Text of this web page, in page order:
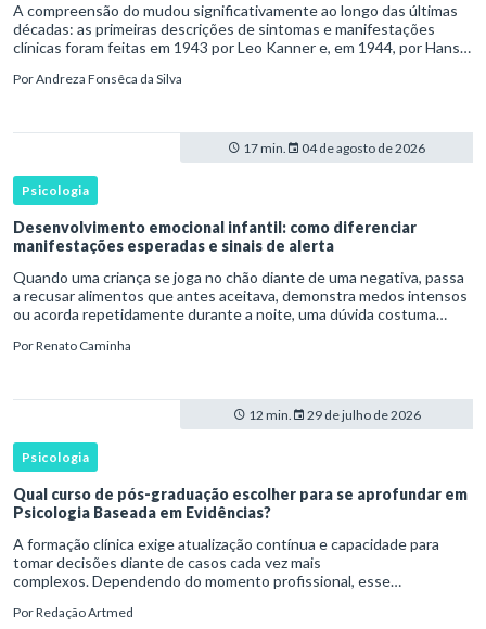
A compreensão do mudou significativamente ao longo das últimas
décadas: as primeiras descrições de sintomas e manifestações
clínicas foram feitas em 1943 por Leo Kanner e, em 1944, por Hans
PorAndreza Fonsêca da Silva
17 min. 04 de agosto de 2026
Psicologia
Desenvolvimento emocional infantil: como diferenciar
manifestações esperadas e sinais de alerta
Quando uma criança se joga no chão diante de uma negativa, passa
a recusar alimentos que antes aceitava, demonstra medos intensos
ou acorda repetidamente durante a noite, uma dúvida costuma
PorRenato Caminha
12 min. 29 de julho de 2026
Psicologia
Qual curso de pós-graduação escolher para se aprofundar em
Psicologia Baseada em Evidências?
A formação clínica exige atualização contínua e capacidade para
tomar decisões diante de casos cada vez mais
complexos. Dependendo do momento profissional, esse
aprofundamento em ou a especializaçã
PorRedação Artmed